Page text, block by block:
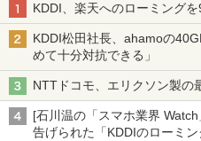
KDDI、楽天へのローミング
KDDI松田社長、ahamoの
めて十分対抗できる」
NTTドコモ、エリクソン製の
[石川温の「スマホ業界 Watch
告げられた「KDDIのローミ